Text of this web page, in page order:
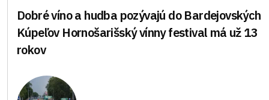
Dobré víno a hudba pozývajú do Bardejovských
Kúpeľov Hornošarišský vínny festival má už 13
rokov